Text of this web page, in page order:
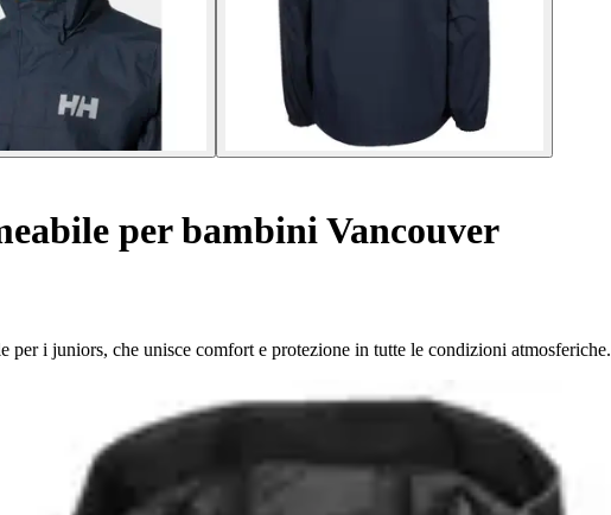
per bambini Vancouver
per i juniors, che unisce comfort e protezione in tutte le condizioni atmosferiche.